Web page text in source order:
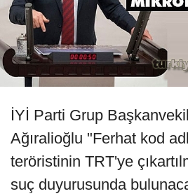
İYİ Parti Grup
Ağıralioğlu "Ferhat kod
teröristinin TRT'ye
suç duyurusunda